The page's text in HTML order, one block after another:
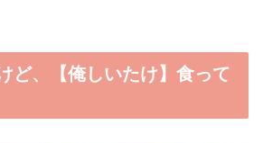
ど、【俺しいたけ】食って